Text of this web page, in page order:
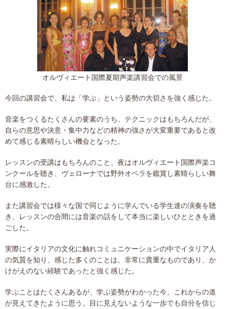
オルヴィエート国際夏期声楽講習会での風景
今回の講習会で、私は「学ぶ」という姿勢の大切さを強く感じた。
音楽をつくるたくさんの要素のうち、テクニックはもちろんだが、
自らの意思や決意・集中力などの精神の強さが大変重要であると改
めて感じる素晴らしい機会となった。
レッスンの受講はもちろんのこと、夜はオルヴィエート国際声楽コ
ンクールを聴き、ヴェローナでは野外オペラを鑑賞し素晴らしい舞
台に感激した。
また講習会では様々な国で同じように学んでいる学生達の演奏を聴
き、レッスンの合間には音楽の話をして本当に楽しいひとときを過
ごした。
実際にイタリアの文化に触れコミュニケーションの中でイタリア人
の気質を知り、感じた多くのことは、非常に貴重なものであり、か
けがえのない経験であったと強く感じた。
学ぶことはたくさんあるが、学ぶ姿勢がわかった今、これからの道
が見えてきたように思う。目に見えないような一歩でも自分を信じ